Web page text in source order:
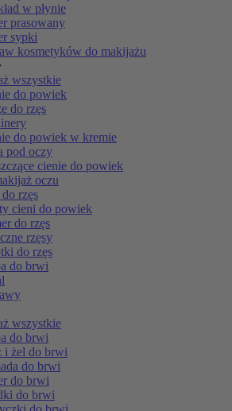
w płynie
prasowany
sypki
kosmetyków do makijażu
wszystkie
do powiek
do rzęs
do powiek w kremie
pod oczy
cienie do powiek
oczu
rzęs
cieni do powiek
do rzęs
rzęsy
do rzęs
do brwi
wszystkie
do brwi
i żel do brwi
do brwi
do brwi
do brwi